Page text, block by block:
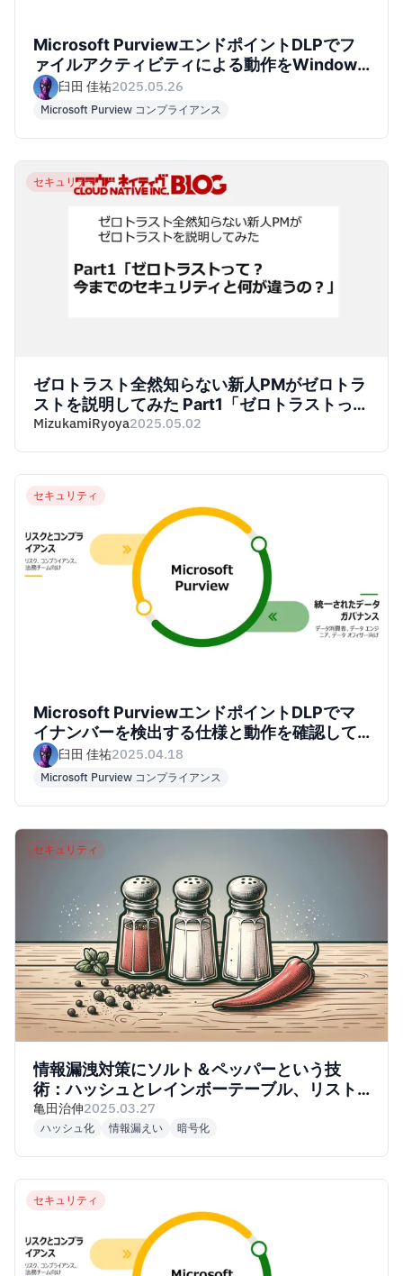
Microsoft PurviewエンドポイントDLPでフ
ァイルアクティビティによる動作をWindows
11上で確認してみた
臼田 佳祐2025.05.26
Microsoft Purview コンプライアンス
セキュリティ
ゼロトラスト全然知らない新人PMがゼロトラ
ストを説明してみた Part1「ゼロトラストっ
て？今までのセキュリティと何が違うの？」
MizukamiRyoya2025.05.02
セキュリティ
Microsoft PurviewエンドポイントDLPでマ
イナンバーを検出する仕様と動作を確認して
みた臼田 佳祐2025.04.18
Microsoft Purview コンプライアンス
セキュリティ
情報漏洩対策にソルト＆ペッパーという技
術：ハッシュとレインボーテーブル、リスト
型攻撃
亀田治伸2025.03.27
ハッシュ化 情報漏えい 暗号化
セキュリティ